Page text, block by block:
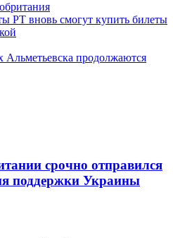
РТ вновь смогут купить билеты
Альметьевска продолжаются
срочно отправился
поддержки Украины